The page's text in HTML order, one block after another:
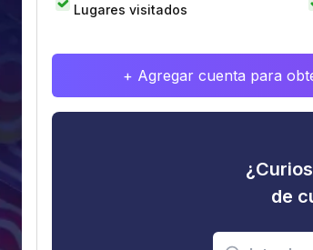
Lugares visitados
+ Agregar cuenta para
de